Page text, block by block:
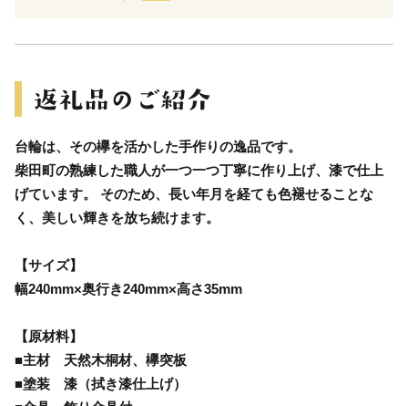
台輪は、その欅を活かした手作りの逸品です。
柴田町の熟練した職人が一つ一つ丁寧に作り上げ、漆で仕上
げています。 そのため、長い年月を経ても色褪せることな
く、美しい輝きを放ち続けます。
【サイズ】
幅240mm×奥行き240mm×高さ35mm
【原材料】
■主材 天然木桐材、欅突板
■塗装 漆（拭き漆仕上げ）